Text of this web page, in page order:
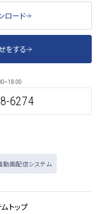
ロード
をする
6274
動画配信システム
トップ